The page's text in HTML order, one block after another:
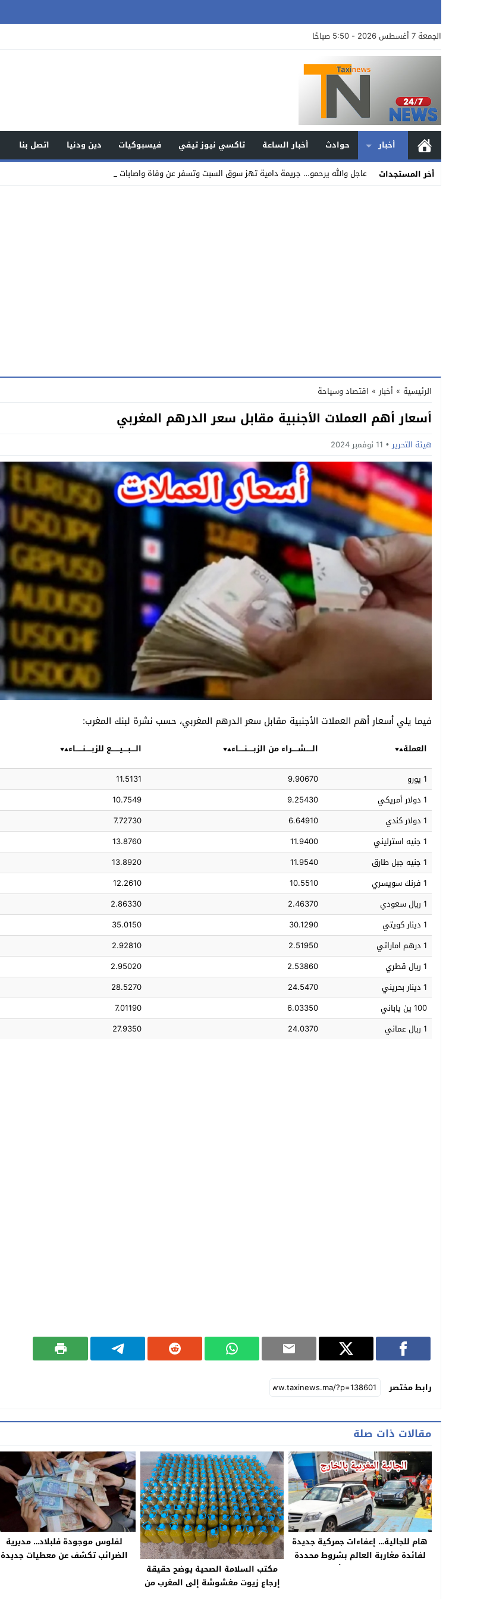
الجمعة 7 أغسطس 2026 - 5:50 صباحًا
أخبار حوادث أخبار الساعة تاكسي نيوز تيفي فيسبوكيات دين ودنيا
اتصل بنا
أخر المستجدات
عاجل والله يرحمو… جريمة دامية تهز سوق السبت وتسفر عن وفاة واصابات والتحقيقات جار_
الرئيسية » أخبار » اقتصاد وسياحة
أسعار أهم العملات الأجنبية مقابل سعر الدرهم المغربي
هيئة التحرير 11 نوفمبر 2024
فيما يلي أسعار أهم العملات الأجنبية مقابل سعر الدرهم المغربي، حسب نشرة لبنك المغرب:
العملة الـــــشـــــراء من الزبـــــنـــــاء الــــبــــيـــــــع للزبـــــنــــــاء
1 يورو 9.90670
11.5131
1 دولار أمريكي
9.25430
10.7549
1 دولار كندي
6.64910
7.72730
1 جنيه استرليني
11.9400
13.8760
1 جنيه جبل طارق
11.9540
13.8920
1 فرنك سويسري
10.5510
12.2610
1 ريال سعودي
2.46370
2.86330
1 دينار كويتي
30.1290
35.0150
1 درهم اماراتي
2.51950
2.92810
1 ريال قطري
2.53860
2.95020
1 دينار بحريني
24.5470
28.5270
100 ين ياباني
6.03350
7.01190
1 ريال عماني
24.0370
27.9350
رابط مختصر
مقالات ذات صلة
هام للجالية… إعفاءات جمركية جديدة
لفائدة مغاربة العالم بشروط محددة
مكتب السلامة الصحية يوضح حقيقة
إرجاع زيوت مغشوشة إلى المغرب من
لفلوس موجودة فلبلاد… مديرية
الضرائب تكشف عن معطيات جديدة